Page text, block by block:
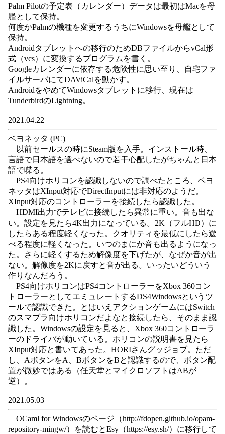
Palm Pilotの予定表（カレンダー）データは最初はMacを母
艦として保持。
何度かPalmの機種を変更するうちにWindowsを母艦として
保持。
Androidタブレットへの移行のためDBファイルからvCal形
式（vcs）に変換するプログラムを書く。
Googleカレンダーに依存する危険性に思い至り、自宅ファ
イルサーバにてDAViCalを動かす。
AndroidをやめてWindowsタブレットに移行、現在は
TunderbirdのLightning。
2021.04.22
ベヨネッタ (PC)
以前セールスの時にSteam版を入手。インストール時、
言語で日本語を選べないので若干心配したがちゃんと日本
語で喋る。
PS4向けホリコンを認識しないので調べたところ、ベヨ
ネッタはXInput対応でDirectInputには非対応のようだ。
XInput対応のコントローラーを接続したら認識した。
HDMI出力でテレビに接続したら異常に重い。音も出な
い。設定を見たら4K出力になっている。2K（フルHD）に
したらある程度軽くなった。クオリティを最低にしたら遊
べる程度に軽くなった。いつのまにか音も出るようになっ
た。さらに軽くするため解像度を下げたが、なぜか音が出
ない。解像度を2Kに戻すと音が出る。いったいどういう
作りなんだろう。
PS4向けホリコンはPS4コントローラーをXbox 360コン
トローラーとしてエミュレートするDS4Windowsというツ
ールで認識できた。とはいえアクションゲームにはSwitch
のスマブラ向けホリコンだよなと接続したら、そのまま認
識した。Windowsの設定を見ると、Xbox 360コントローラ
ーのドライバが動いている。ホリコンの説明書を見たら
XInput対応と書いてあった。HORIさんグッジョブ。ただ
し、AボタンをA、BボタンをBと認識するので、ボタン配
置が微妙ではある（任天堂とマイクロソフトはABが
逆）。
2021.05.03
OCaml for Windowsのページ（http://fdopen.github.io/opam-
repository-mingw/）を読むとEsy（https://esy.sh/）に移行して